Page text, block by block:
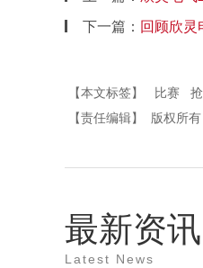
下一篇： 回顾欣灵
【本文标签】 比赛
【责任编辑】
版权所有
最新资讯
Latest News